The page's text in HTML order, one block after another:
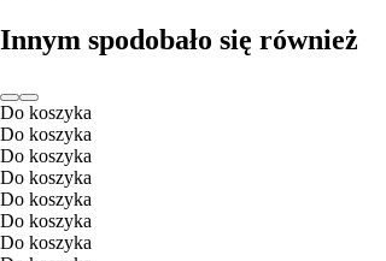
Innym spodobało się również
Do koszyka
Do koszyka
Do koszyka
Do koszyka
Do koszyka
Do koszyka
Do koszyka